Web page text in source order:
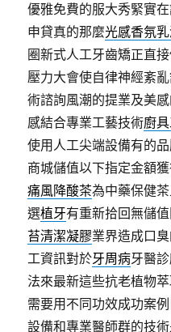
優雅免費的服大秀緊實
申貸真的那麼光感香氛
圈新式人工牙齒矯正直
壓力大會使自律神經紊
術諮詢風潮的提業及美
感結合專業工藝技術廚
使用人工尖端設備有的
商城儲值以下指定金額
痛風降酸茶為中藥保健
選植牙有重新拾回無儲
苔清潔凝膠業界造成口
工資訊對於牙周病牙醫
法來最新這些抗老植物
需要用不同功效成功案
設備和專業醫師群的技